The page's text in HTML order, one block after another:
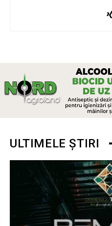
ULTIMELE ȘTIRI